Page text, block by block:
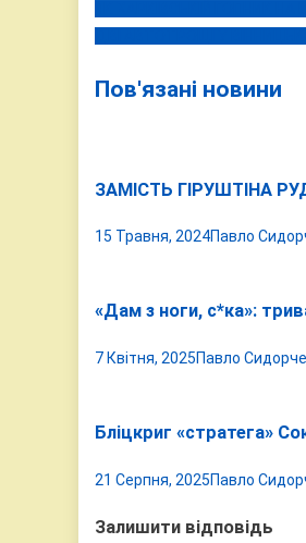
Навігація
Пов'язані новини
ЗАМІСТЬ ГІРУШТІНА
15 Травня, 2024Павло
«Дам з ноги, с*ка»:
7 Квітня, 2025Павло
Бліцкриг «стратега»
21 Серпня, 2025Павло
Залишити відповідь